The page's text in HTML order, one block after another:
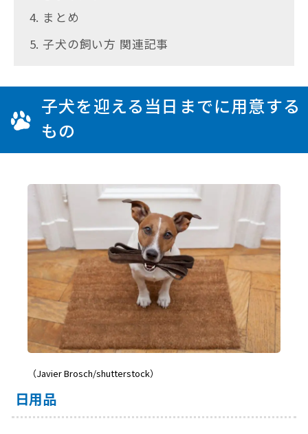
4. まとめ
5. 子犬の飼い方 関連記事
子犬を迎える当日までに用意する
もの
（Javier Brosch/shutterstock）
日用品